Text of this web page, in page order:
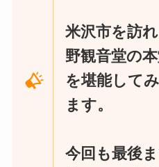
米沢市を訪
野観音堂の
を堪能して
ます。
今回も最後